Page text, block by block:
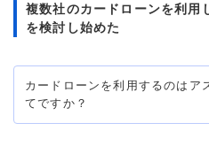
複数社のカードローンを利用
を検討し始めた
カードローンを利用するのはア
てですか？